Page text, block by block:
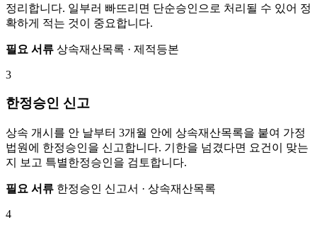
정리합니다. 일부러 빠뜨리면 단순승인으로 처리될 수 있어 정
확하게 적는 것이 중요합니다.
필요 서류 상속재산목록 · 제적등본
3
한정승인 신고
상속 개시를 안 날부터 3개월 안에 상속재산목록을 붙여 가정
법원에 한정승인을 신고합니다. 기한을 넘겼다면 요건이 맞는
지 보고 특별한정승인을 검토합니다.
필요 서류 한정승인 신고서 · 상속재산목록
4